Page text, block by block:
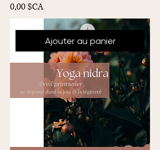
Prix
0,00 $CA
Ajouter au panier